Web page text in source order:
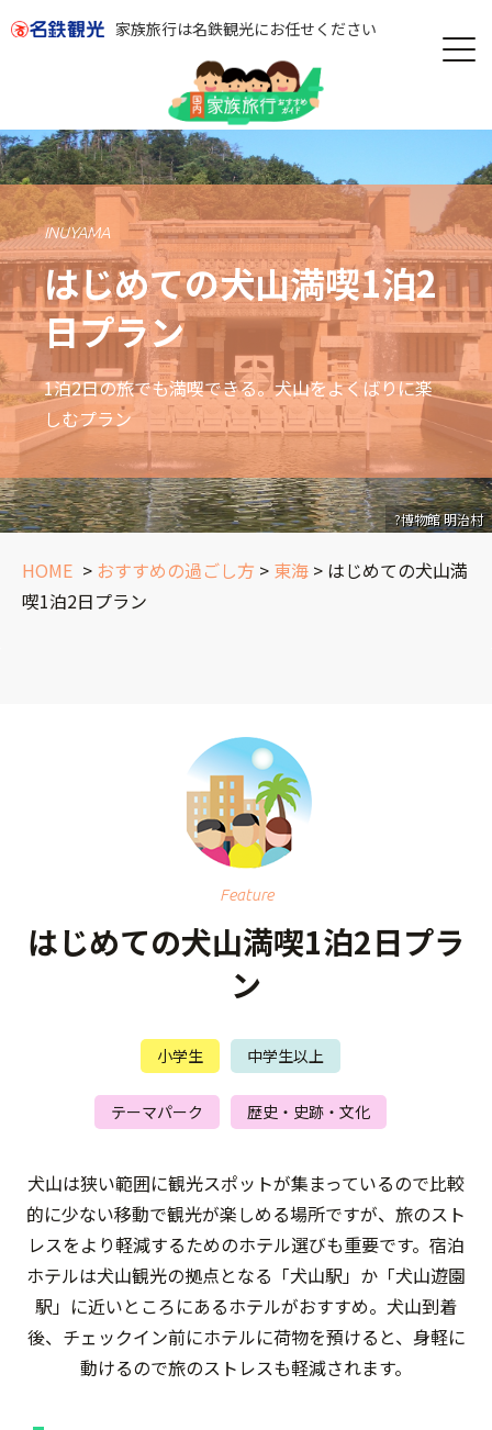
家族旅行は名鉄観光にお任せください
INUYAMA
はじめての犬山満喫1泊2
日プラン
1泊2日の旅でも満喫できる。犬山をよくばりに楽
しむプラン
?博物館 明治村
HOME > おすすめの過ごし方 > 東海 > はじめての犬山満
喫1泊2日プラン
Feature
はじめての犬山満喫1泊2日プラ
ン
小学生 中学生以上
テーマパーク 歴史・史跡・文化
犬山は狭い範囲に観光スポットが集まっているので比較
的に少ない移動で観光が楽しめる場所ですが、旅のスト
レスをより軽減するためのホテル選びも重要です。宿泊
ホテルは犬山観光の拠点となる「犬山駅」か「犬山遊園
駅」に近いところにあるホテルがおすすめ。犬山到着
後、チェックイン前にホテルに荷物を預けると、身軽に
動けるので旅のストレスも軽減されます。